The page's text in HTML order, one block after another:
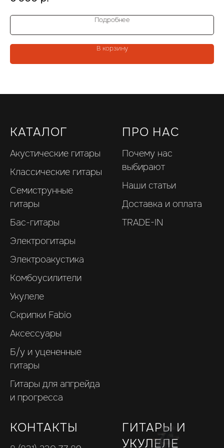
Размер гитары:
Материал верх./ниж. деки:липа/липа
Подробнее
В корзину
КАТАЛОГ
Акустические гитары
Классические гитары
Семиструнные
гитары
Бас-гитары
Электрогитары
Электроакустика
Комбоусилители
Укулеле
Скрипки Fabio
Аксессуары
Б/у и уцененные
гитары
Гитары для апгрейда
и прогресса
ПРО НАС
Почему нас
выбирают
Наши статьи
Доставка и оплата
TRADE-IN
КОНТАКТЫ
ГИТАРЫ И
УКУЛЕЛЕ